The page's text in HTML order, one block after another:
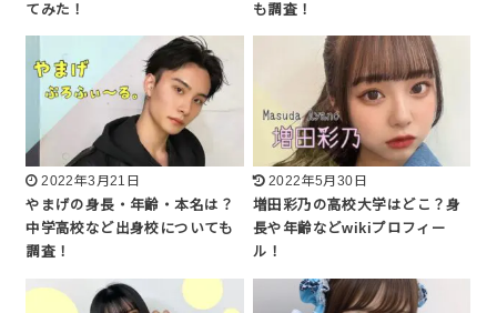
てみた！
も調査！
2022年3月21日
やまげの身長・年齢・本名は？
中学高校など出身校についても
調査！
2022年5月30日
増田彩乃の高校大学はどこ？身
長や年齢などwikiプロフィー
ル！